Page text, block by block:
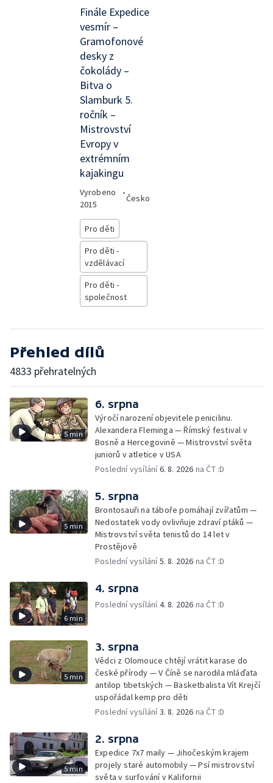
Finále Expedice
vesmír –
Gramofonové
desky z
čokolády –
Bitva o
Slamburk 5.
ročník –
Mistrovství
Evropy v
extrémním
kajakingu
Vyrobeno
2015
•
Česko
Pro děti
Pro děti -
vzdělávací
Pro děti -
společnost
Přehled dílů
4833 přehratelných
5 min
6. srpna
Výročí narození objevitele penicilinu.
Alexandera Fleminga — Římský festival v
Bosně a Hercegovině — Mistrovství světa
juniorů v atletice v USA
Poslední vysílání6. 8. 2026 na ČT :D
5 min
5. srpna
Brontosauři na táboře pomáhají zvířatům —
Nedostatek vody ovlivňuje zdraví ptáků —
Mistrovství světa tenistů do 14 let v
Prostějově
Poslední vysílání5. 8. 2026 na ČT :D
6 min
4. srpna
Poslední vysílání4. 8. 2026 na ČT :D
5 min
3. srpna
Vědci z Olomouce chtějí vrátit karase do
české přírody — V Číně se narodila mláďata
antilop tibetských — Basketbalista Vít Krejčí
uspořádal kemp pro děti
Poslední vysílání3. 8. 2026 na ČT :D
5 min
2. srpna
Expedice 7x7 maily — Jihočeským krajem
projely staré automobily — Psí mistrovství
světa v surfování v Kalifornii